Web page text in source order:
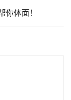
你体面！